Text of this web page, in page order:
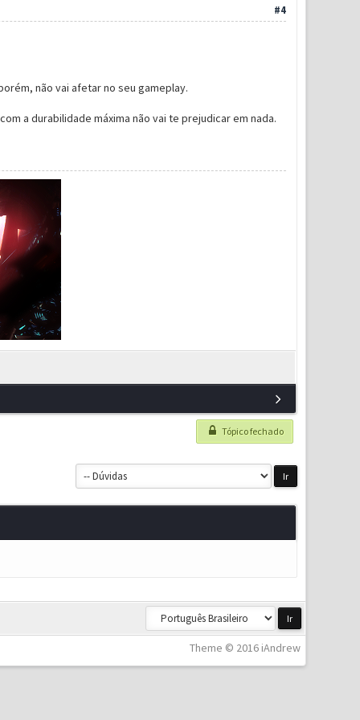
#4
não vai afetar no seu gameplay.
a durabilidade máxima não vai te prejudicar em nada.
Tópico fechado
Theme © 2016 iAndrew